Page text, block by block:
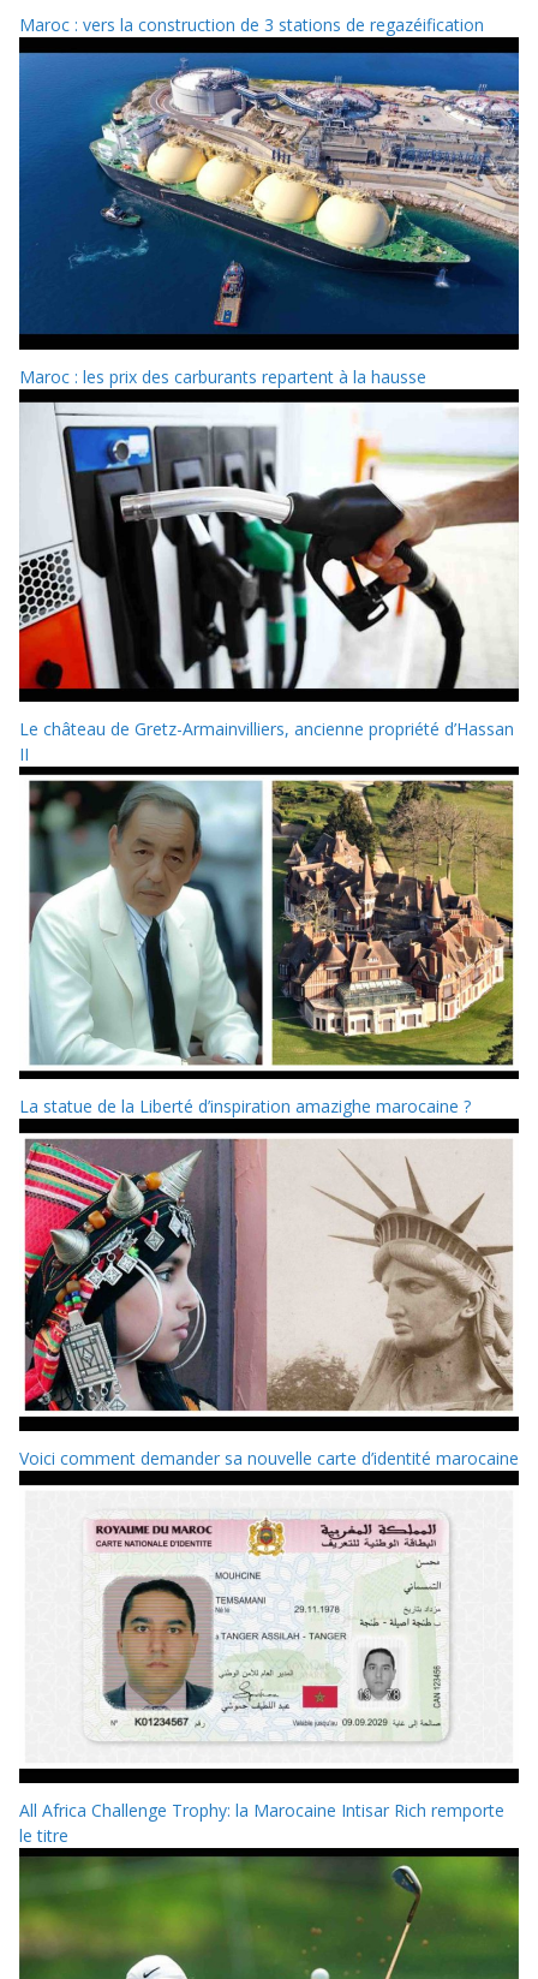
Maroc : vers la construction de 3 stations de regazéification
Maroc : les prix des carburants repartent à la hausse
Le château de Gretz-Armainvilliers, ancienne propriété d’Hassan
II
La statue de la Liberté d’inspiration amazighe marocaine ?
Voici comment demander sa nouvelle carte d’identité marocaine
All Africa Challenge Trophy: la Marocaine Intisar Rich remporte
le titre